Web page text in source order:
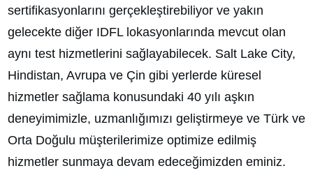
sertifikasyonlarını gerçekleştirebiliyor ve yakın
gelecekte diğer IDFL lokasyonlarında mevcut olan
aynı test hizmetlerini sağlayabilecek. Salt Lake City,
Hindistan, Avrupa ve Çin gibi yerlerde küresel
hizmetler sağlama konusundaki 40 yılı aşkın
deneyimimizle, uzmanlığımızı geliştirmeye ve Türk ve
Orta Doğulu müşterilerimize optimize edilmiş
hizmetler sunmaya devam edeceğimizden eminiz.